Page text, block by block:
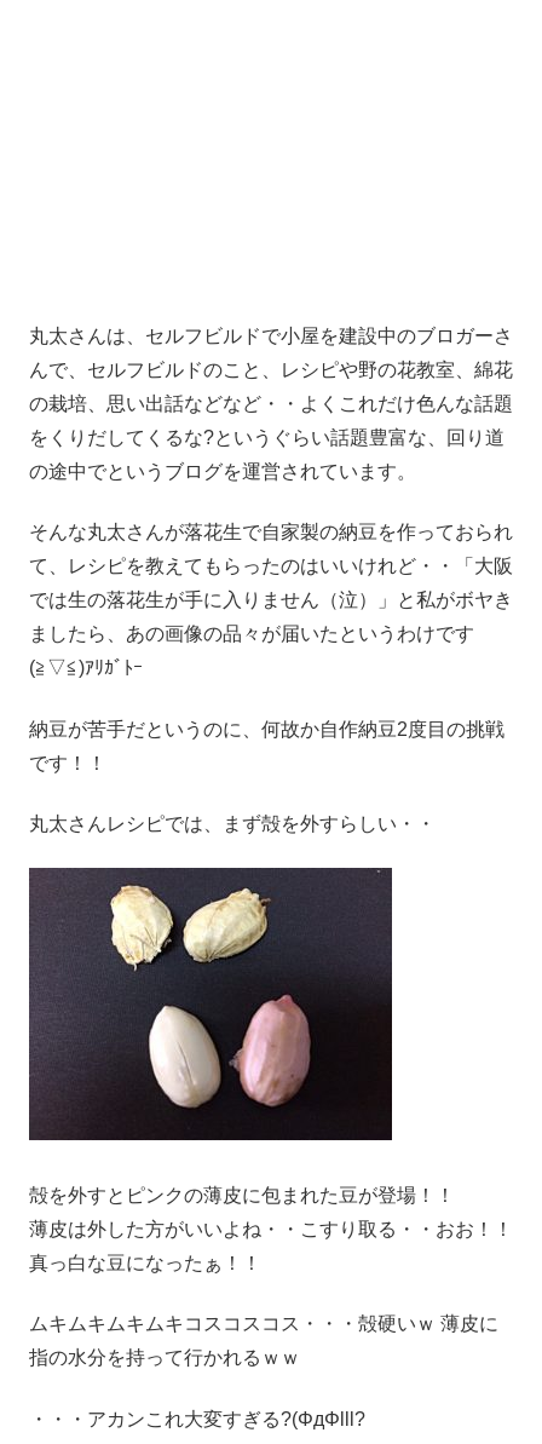
丸太さんは、セルフビルドで小屋を建設中のブロガーさ
んで、セルフビルドのこと、レシピや野の花教室、綿花
の栽培、思い出話などなど・・よくこれだけ色んな話題
をくりだしてくるな?というぐらい話題豊富な、回り道
の途中でというブログを運営されています。
そんな丸太さんが落花生で自家製の納豆を作っておられ
て、レシピを教えてもらったのはいいけれど・・「大阪
では生の落花生が手に入りません（泣）」と私がボヤき
ましたら、あの画像の品々が届いたというわけです
(≧▽≦)ｱﾘｶﾞﾄｰ
納豆が苦手だというのに、何故か自作納豆2度目の挑戦
です！！
丸太さんレシピでは、まず殻を外すらしい・・
殻を外すとピンクの薄皮に包まれた豆が登場！！
薄皮は外した方がいいよね・・こすり取る・・おお！！
真っ白な豆になったぁ！！
ムキムキムキムキコスコスコス・・・殻硬いｗ 薄皮に
指の水分を持って行かれるｗｗ
・・・アカンこれ大変すぎる?(ΦдΦlll?